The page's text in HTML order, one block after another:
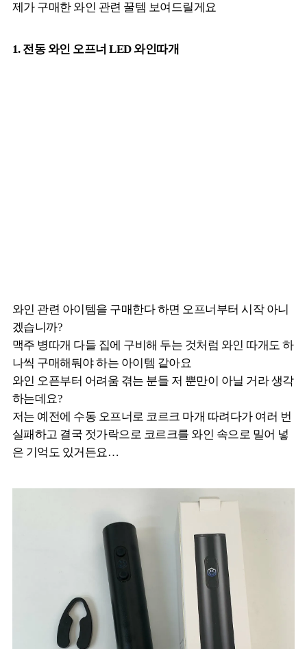
제가 구매한 와인 관련 꿀템 보여드릴게요
1. 전동 와인 오프너 LED 와인따개
와인 관련 아이템을 구매한다 하면 오프너부터 시작 아니
겠습니까?
맥주 병따개 다들 집에 구비해 두는 것처럼 와인 따개도 하
나씩 구매해둬야 하는 아이템 같아요
와인 오픈부터 어려움 겪는 분들 저 뿐만이 아닐 거라 생각
하는데요?
저는 예전에 수동 오프너로 코르크 마개 따려다가 여러 번
실패하고 결국 젓가락으로 코르크를 와인 속으로 밀어 넣
은 기억도 있거든요…